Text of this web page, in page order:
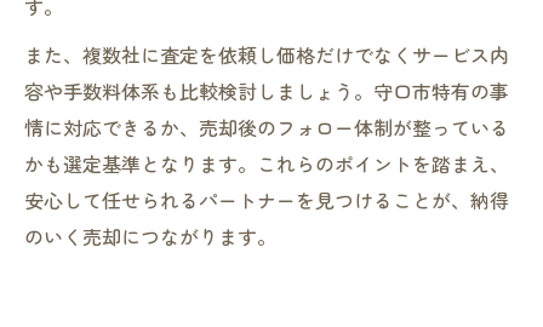
す。
また、複数社に査定を依頼し価格だけでなくサービス内
容や手数料体系も比較検討しましょう。守口市特有の事
情に対応できるか、売却後のフォロー体制が整っている
かも選定基準となります。これらのポイントを踏まえ、
安心して任せられるパートナーを見つけることが、納得
のいく売却につながります。